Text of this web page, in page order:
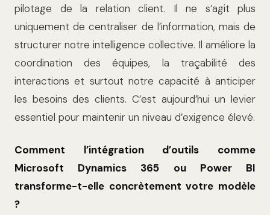
pilotage de la relation client. Il ne s’agit plus
uniquement de centraliser de l’information, mais de
structurer notre intelligence collective. Il améliore la
coordination des équipes, la traçabilité des
interactions et surtout notre capacité à anticiper
les besoins des clients. C’est aujourd’hui un levier
essentiel pour maintenir un niveau d’exigence élevé.
Comment l’intégration d’outils comme
Microsoft Dynamics 365 ou Power BI
transforme-t-elle concrètement votre modèle
?